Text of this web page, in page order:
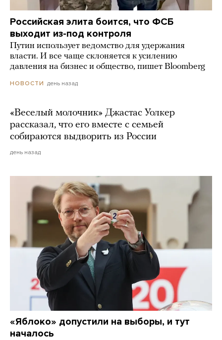
Российская элита боится, что ФСБ
выходит из-под контроля
Путин использует ведомство для удержания
власти. И все чаще склоняется к усилению
давления на бизнес и общество, пишет Bloomberg
НОВОСТИ день назад
«Веселый молочник» Джастас Уолкер
рассказал, что его вместе с семьей
собираются выдворить из России
день назад
«Яблоко» допустили на выборы, и тут
началось